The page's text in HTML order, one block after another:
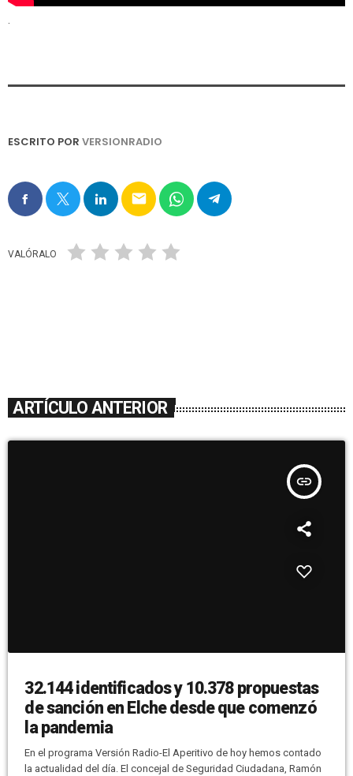
.
ESCRITO POR VERSIONRADIO
email
VALÓRALO
ARTÍCULO ANTERIOR
insert_link
32.144 identificados y 10.378 propuestas
de sanción en Elche desde que comenzó
la pandemia
En el programa Versión Radio-El Aperitivo de hoy hemos contado
la actualidad del día. El concejal de Seguridad Ciudadana, Ramón